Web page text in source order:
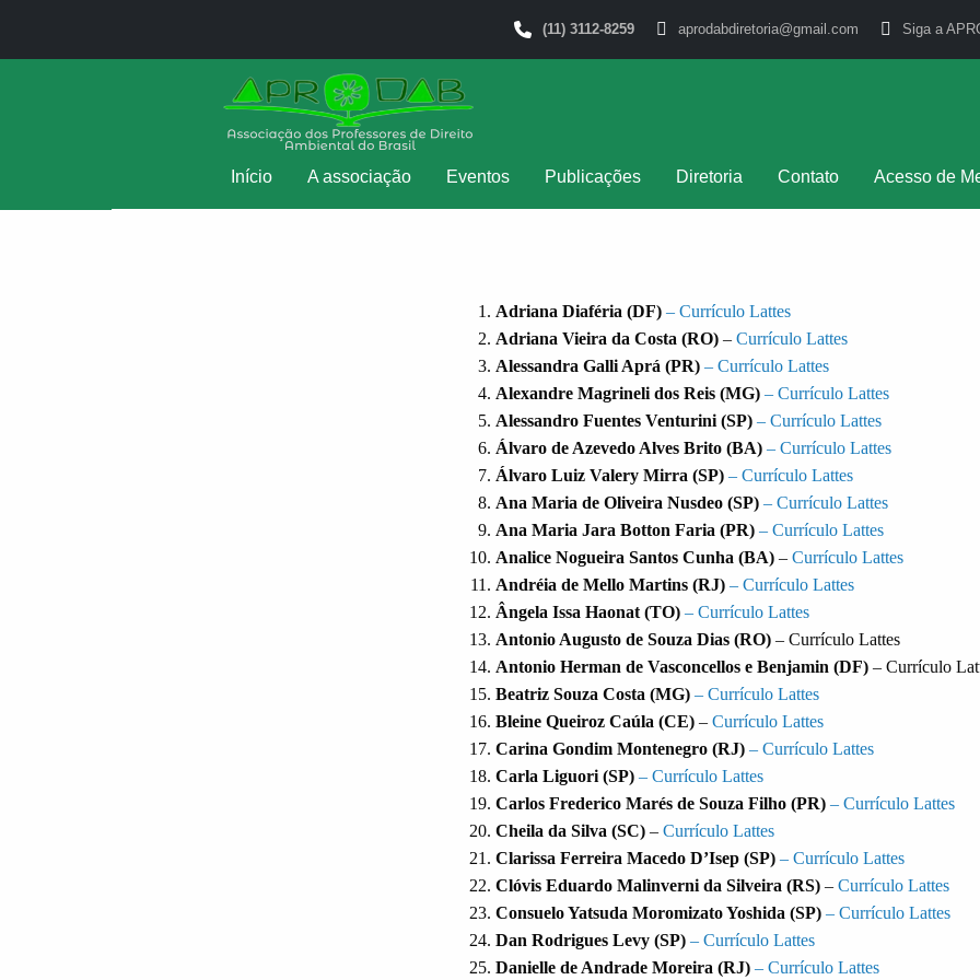
(11) 3112-8259 aprodabdiretoria@gmail.com Siga a
Início A associação Eventos Publicações Diretoria Contato Acesso de
Adriana Diaféria (DF) – Currículo Lattes
Adriana Vieira da Costa (RO)– Currículo Lattes
Alessandra Galli Aprá (PR) – Currículo Lattes
Alexandre Magrineli dos Reis (MG) – Currículo Lattes
Alessandro Fuentes Venturini (SP) – Currículo Lattes
Álvaro de Azevedo Alves Brito (BA) – Currículo Lattes
Álvaro Luiz Valery Mirra (SP) – Currículo Lattes
Ana Maria de Oliveira Nusdeo (SP) – Currículo Lattes
Ana Maria Jara Botton Faria (PR) – Currículo Lattes
Analice Nogueira Santos Cunha (BA)– Currículo Lattes
Andréia de Mello Martins (RJ) – Currículo Lattes
Ângela Issa Haonat (TO) – Currículo Lattes
Antonio Augusto de Souza Dias (RO) – Currículo Lattes
Antonio Herman de Vasconcellos e Benjamin (DF) – Currículo
Beatriz Souza Costa (MG) – Currículo Lattes
Bleine Queiroz Caúla (CE)– Currículo Lattes
Carina Gondim Montenegro (RJ) – Currículo Lattes
Carla Liguori (SP) – Currículo Lattes
Carlos Frederico Marés de Souza Filho (PR) – Currículo Lattes
Cheila da Silva (SC)– Currículo Lattes
Clarissa Ferreira Macedo D’Isep (SP) – Currículo Lattes
Clóvis Eduardo Malinverni da Silveira (RS)– Currículo Lattes
Consuelo Yatsuda Moromizato Yoshida (SP) – Currículo Lattes
Dan Rodrigues Levy (SP) – Currículo Lattes
Danielle de Andrade Moreira (RJ) – Currículo Lattes